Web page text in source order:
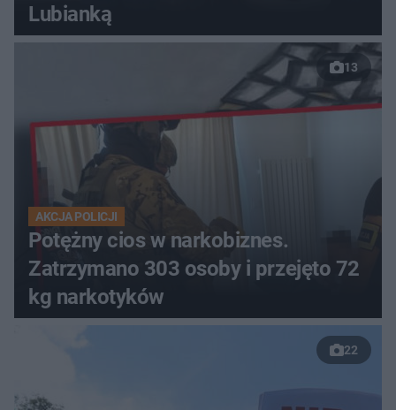
Lubianką
13
AKCJA POLICJI
Potężny cios w narkobiznes.
Zatrzymano 303 osoby i przejęto 72
kg narkotyków
22